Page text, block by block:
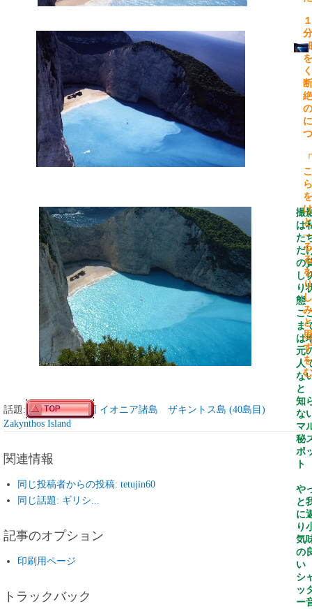
つ
け
―
と
む
撮
は
た
だ
の
し
り
態
こ
ま
は
元
人
な
と
知
な
マ
秘
ポ
ト
や
と
に
り
気
の
い
シ
ッ
ー
話題:ギリシャ共和国 イオニア諸島 ザキントス島 (40島目)
Zakynthos Island
関連情報
同じ投稿者からの投稿: tetujin60
同じ話題: ギリシ...
記事のオプション
印刷用ページ
トラックバック